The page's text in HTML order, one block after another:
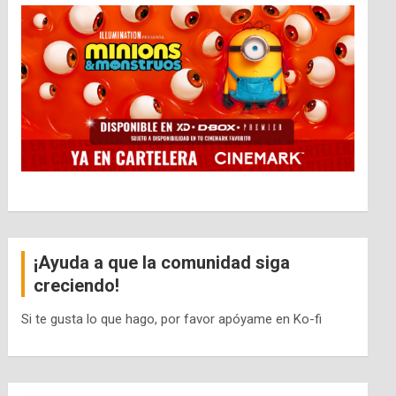
¡Ayuda a que la comunidad siga
creciendo!
Si te gusta lo que hago, por favor apóyame en Ko-fi